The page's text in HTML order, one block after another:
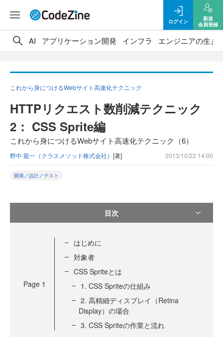
ログイン
新規
会員登録
AI アプリケーション開発 インフラ エンジニアの生き
これから身につけるWebサイト高速化テクニック
HTTPリクエスト数削減テクニック
2： CSS Sprite編
これから身につけるWebサイト高速化テクニック（6）
野中 龍一（クラスメソッド株式会社） [著] 2013/10/22 14:00
開発／設計／テスト
目次
Page 1
はじめに
対象者
CSS Spriteとは
1. CSS Spriteの仕組み
2. 高精細ディスプレイ（Retina
Display）の場合
3. CSS Spriteの作業と流れ